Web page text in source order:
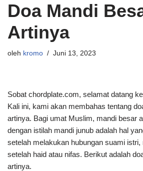
Doa Mandi
Artinya
oleh kromo Juni 13, 2023
Sobat chordplate.com, selamat datang
Kali ini, kami akan membahas tentang
artinya. Bagi umat Muslim, mandi besar
dengan istilah mandi junub adalah hal
setelah melakukan hubungan suami
setelah haid atau nifas. Berikut adalah
artinya.